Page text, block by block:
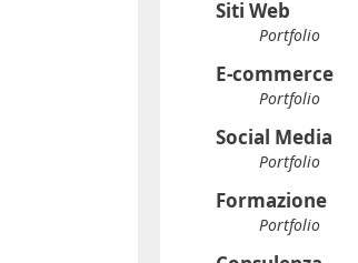
Siti Web
Portfolio
E-commerce
Portfolio
Social Media
Portfolio
Formazione
Portfolio